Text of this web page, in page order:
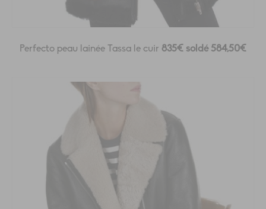
Perfecto peau lainée Tassa le cuir 835€ soldé 584,50€